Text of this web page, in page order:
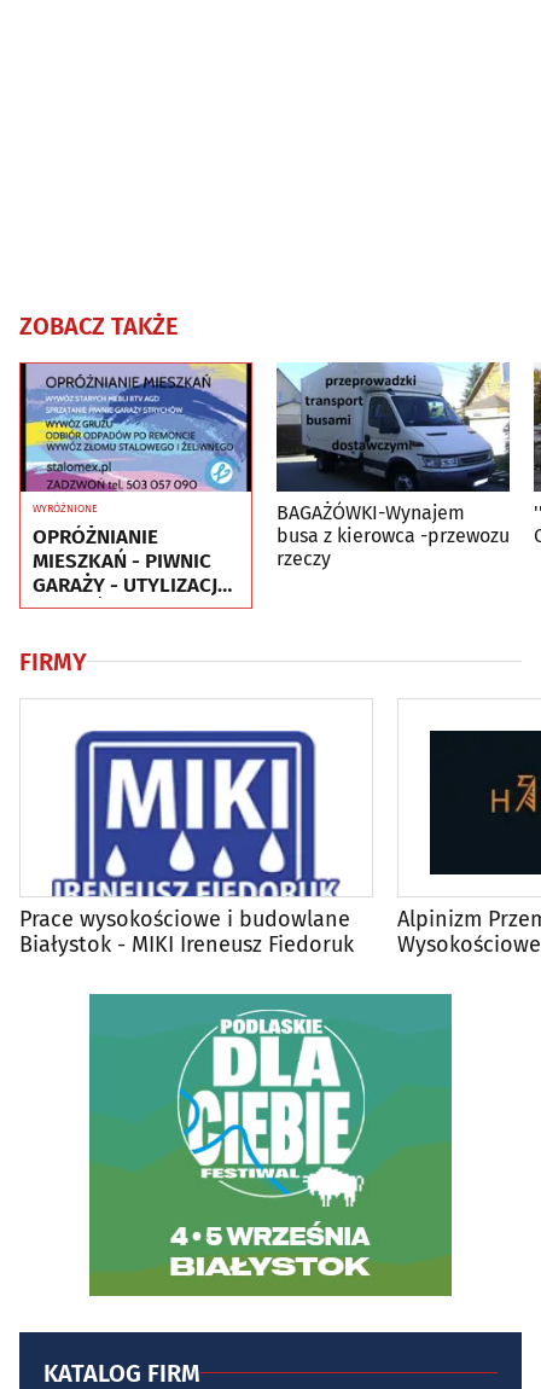
ZOBACZ TAKŻE
WYRÓŻNIONE
OPRÓŻNIANIE
MIESZKAŃ - PIWNIC
GARAŻY - UTYLIZACJA
- WYWÓZ MEBLI RTV
BAGAŻÓWKI-Wynajem
busa z kierowca -przewozu
rzeczy
FIRMY
Prace wysokościowe i budowlane
Białystok - MIKI Ireneusz Fiedoruk
Alpinizm
KATALOG FIRM